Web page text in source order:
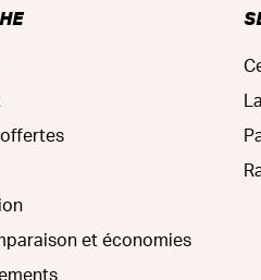
et économies